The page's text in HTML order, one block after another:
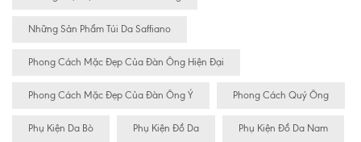
Những Sản Phẩm Túi Da Saffiano
Phong Cách Mặc Đẹp Của Đàn Ông Hiện Đại
Phong Cách Mặc Đẹp Của Đàn Ông Ý Phong Cách Quý Ông
Phụ Kiện Da Bò Phụ Kiện Đồ Da Phụ Kiện Đồ Da Nam